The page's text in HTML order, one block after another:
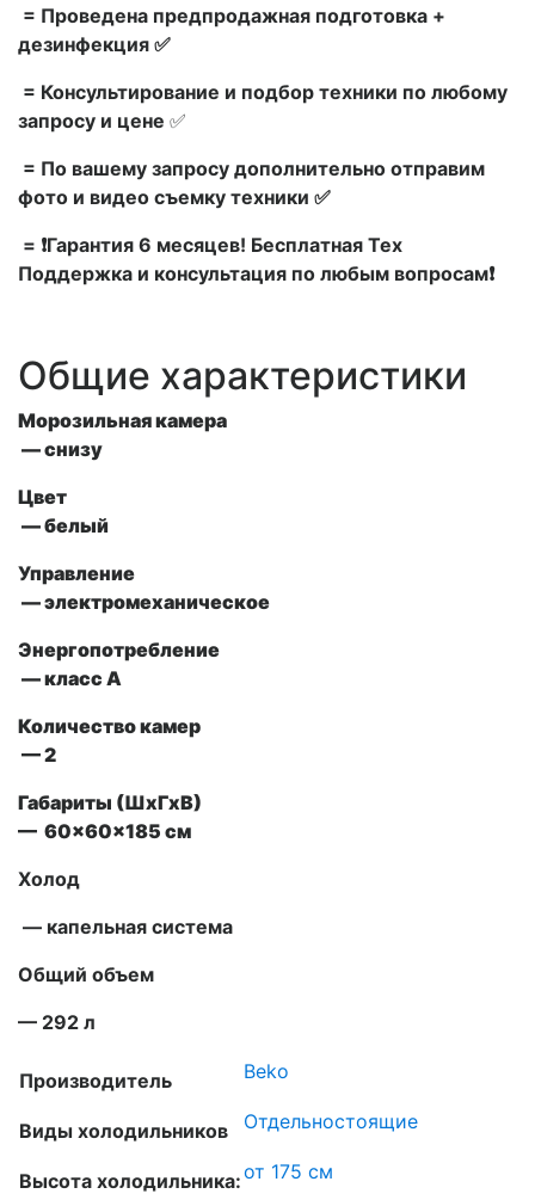
= Проведена предпродажная подготовка +
дезинфекция ✅
= Консультирование и подбор техники по любому
запросу и цене ✅
= По вашему запросу дополнительно отправим
фото и видео съемку техники ✅
= ❗Гарантия 6 месяцев! Бесплатная Тех
Поддержка и консультация по любым вопросам❗
Общие характеристики
Морозильная камера
— снизу
Цвет
— белый
Управление
— электромеханическое
Энергопотребление
— класс А
Количество камер
— 2
Габариты (ШxГxВ)
— 60x60x185 см
Холод
— капельная система
Общий объем
— 292 л
Производитель Beko
Виды холодильников Отдельностоящие
Высота холодильника:от 175 см